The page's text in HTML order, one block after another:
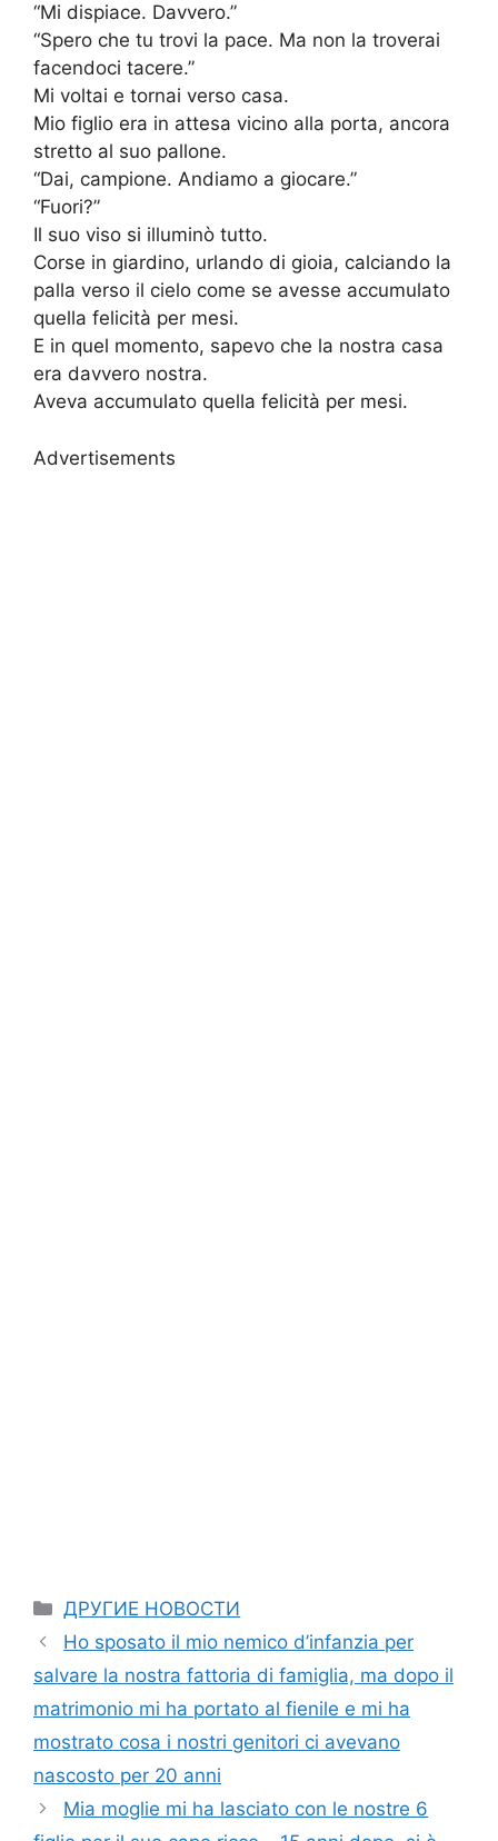
“Mi dispiace. Davvero.”
“Spero che tu trovi la pace. Ma non la troverai
facendoci tacere.”
Mi voltai e tornai verso casa.
Mio figlio era in attesa vicino alla porta, ancora
stretto al suo pallone.
“Dai, campione. Andiamo a giocare.”
“Fuori?”
Il suo viso si illuminò tutto.
Corse in giardino, urlando di gioia, calciando la
palla verso il cielo come se avesse accumulato
quella felicità per mesi.
E in quel momento, sapevo che la nostra casa
era davvero nostra.
Aveva accumulato quella felicità per mesi.
Advertisements
Categories
ДРУГИЕ НОВОСТИ
Ho sposato il mio nemico d’infanzia per
salvare la nostra fattoria di famiglia, ma dopo il
matrimonio mi ha portato al fienile e mi ha
mostrato cosa i nostri genitori ci avevano
nascosto per 20 anni
Mia moglie mi ha lasciato con le nostre 6